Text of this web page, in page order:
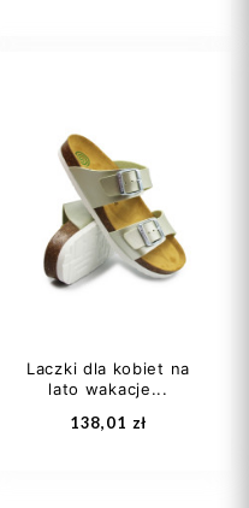
36 1/3
37,5
38 2/3
Dodaj do koszyka
Laczki dla kobiet na
lato wakacje...
138,01 zł